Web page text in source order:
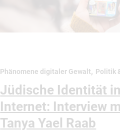
Phänomene digitaler Gewalt, Politik
Jüdische Identität
Internet: Interview
Tanya Yael Raab